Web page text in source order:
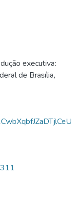
executiva:
de Brasília,